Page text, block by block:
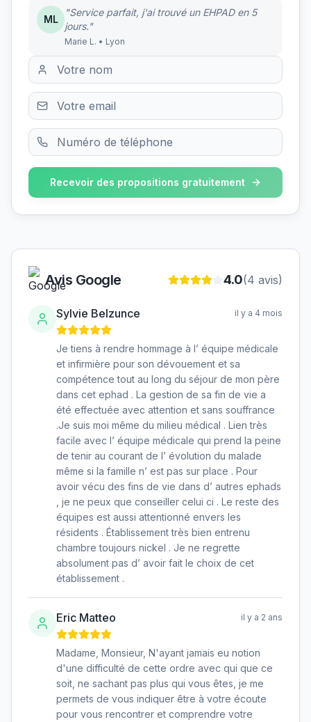
ML
"Service parfait, j'ai trouvé un EHPAD en 5
jours."
Marie L. • Lyon
Recevoir des propositions gratuitement
Avis Google 4.0(4 avis)
Sylvie Belzunce il y a 4 mois
Je tiens à rendre hommage à l’ équipe médicale
et infirmière pour son dévouement et sa
compétence tout au long du séjour de mon père
dans cet ephad . La gestion de sa fin de vie a
été effectuée avec attention et sans souffrance
.Je suis moi même du milieu médical . Lien très
facile avec l’ équipe médicale qui prend la peine
de tenir au courant de l’ évolution du malade
même si la famille n’ est pas sur place . Pour
avoir vécu des fins de vie dans d’ autres ephads
, je ne peux que conseiller celui ci . Le reste des
équipes est aussi attentionné envers les
résidents . Établissement très bien entrenu
chambre toujours nickel . Je ne regrette
absolument pas d’ avoir fait le choix de cet
établissement .
Eric Matteo il y a 2 ans
Madame, Monsieur, N'ayant jamais eu notion
d'une difficulté de cette ordre avec qui que ce
soit, ne sachant pas plus qui vous êtes, je me
permets de vous indiquer être à votre écoute
pour vous rencontrer et comprendre votre